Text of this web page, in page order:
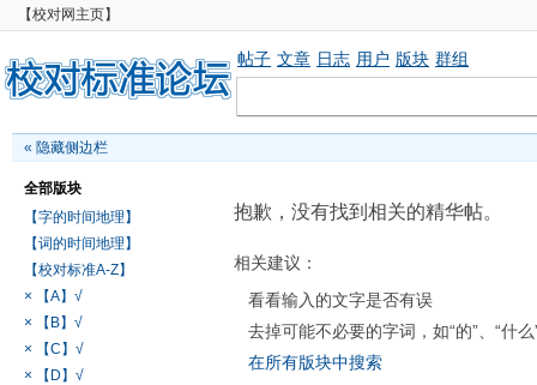
【校对网主页】
帖子 文章 日志 用户 版块 群组
« 隐藏侧边栏
全部版块
【字的时间地理】
【词的时间地理】
【校对标准A-Z】
× 【A】√
× 【B】√
× 【C】√
× 【D】√
抱歉，没有找到相关的精华帖。
相关建议：
看看输入的文字是否有误
去掉可能不必要的字词，如“的”、“什么
在所有版块中搜索